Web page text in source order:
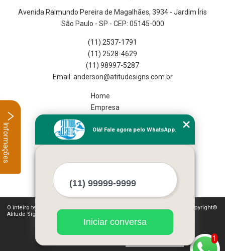
Avenida Raimundo Pereira de Magalhães, 3934 - Jardim Íris
São Paulo - SP - CEP: 05145-000
(11) 2537-1791
(11) 2528-4629
(11) 98997-5287
Home
Empresa
Serviços
Mais Serviços
O inteiro teor deste site está sujeito à proteção de direitos autorais. Copyright©
Atitude Signs (Lei 9610 de 19/02/1998)
1
Olá! Fale agora pelo WhatsApp.
Iniciar conversa
Informações